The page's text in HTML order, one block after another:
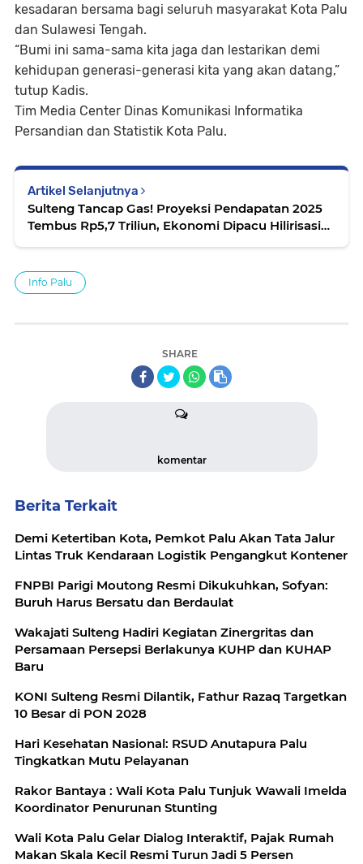
kesadaran bersama bagi seluruh masyarakat Kota Palu
dan Sulawesi Tengah.
“Bumi ini sama-sama kita jaga dan lestarikan demi
kehidupan generasi-generasi kita yang akan datang,”
tutup Kadis.
Tim Media Center Dinas Komunikasi Informatika
Persandian dan Statistik Kota Palu.
Artikel Selanjutnya
Sulteng Tancap Gas! Proyeksi Pendapatan 2025
Tembus Rp5,7 Triliun, Ekonomi Dipacu Hilirisasi
Info Palu
SHARE
komentar
Berita Terkait
Demi Ketertiban Kota, Pemkot Palu Akan Tata Jalur
Lintas Truk Kendaraan Logistik Pengangkut Kontener
‎FNPBI Parigi Moutong Resmi Dikukuhkan, Sofyan:
Buruh Harus Bersatu dan Berdaulat
Wakajati Sulteng Hadiri Kegiatan Zinergritas dan
Persamaan Persepsi Berlakunya KUHP dan KUHAP
Baru
KONI Sulteng Resmi Dilantik, Fathur Razaq Targetkan
10 Besar di PON 2028
Hari Kesehatan Nasional: RSUD Anutapura Palu
Tingkatkan Mutu Pelayanan
Rakor Bantaya : Wali Kota Palu Tunjuk Wawali Imelda
Koordinator Penurunan Stunting
Wali Kota Palu Gelar Dialog Interaktif, Pajak Rumah
Makan Skala Kecil Resmi Turun Jadi 5 Persen